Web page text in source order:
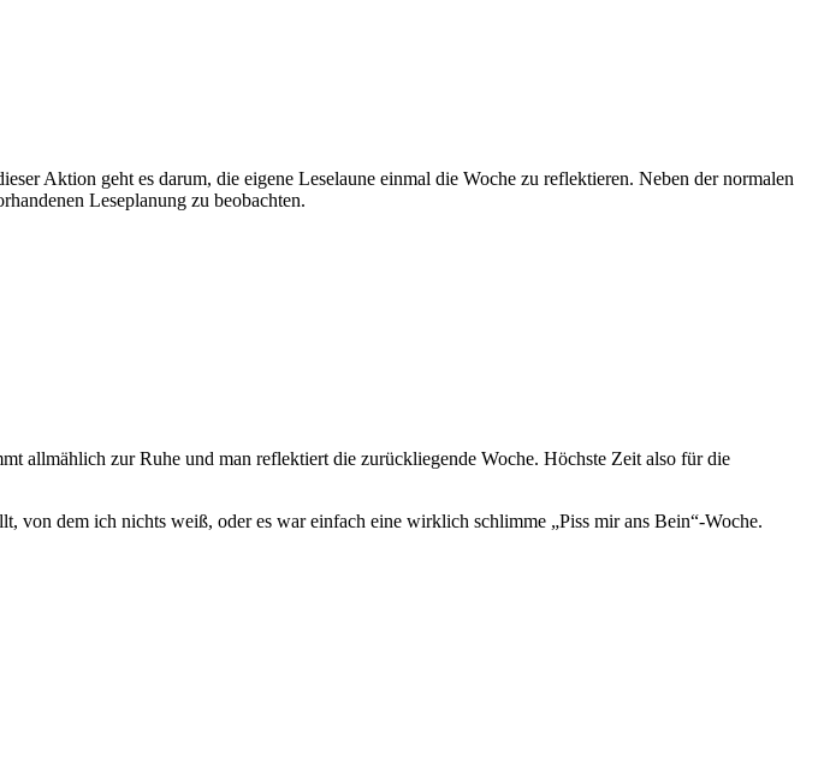
Aktion geht es darum, die eigene Leselaune einmal die Woche zu reflektieren. Neben der normalen
Leseplanung zu beobachten.
allmählich zur Ruhe und man reflektiert die zurückliegende Woche. Höchste Zeit also für die
von dem ich nichts weiß, oder es war einfach eine wirklich schlimme „Piss mir ans Bein“-Woche.